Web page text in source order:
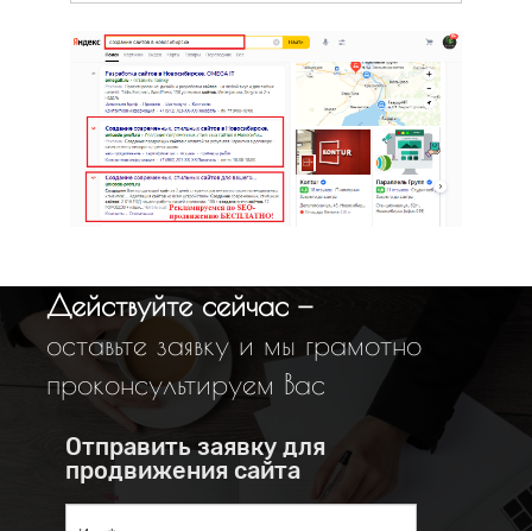
Действуйте сейчас —
оставьте заявку и мы грамотно
проконсультируем Вас
Отправить заявку для
продвижения сайта